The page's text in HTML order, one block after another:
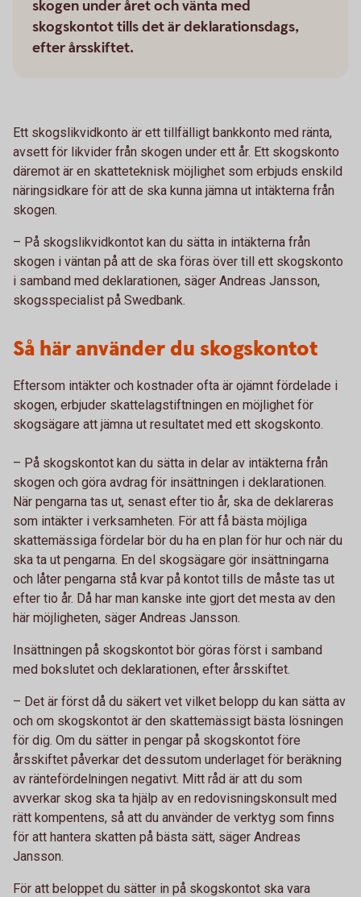
skogen under året och vänta med
skogskontot tills det är deklarationsdags,
efter årsskiftet.
Ett skogslikvidkonto är ett tillfälligt bankkonto med ränta,
avsett för likvider från skogen under ett år. Ett skogskonto
däremot är en skatteteknisk möjlighet som erbjuds enskild
näringsidkare för att de ska kunna jämna ut intäkterna från
skogen.
– På skogslikvidkontot kan du sätta in intäkterna från
skogen i väntan på att de ska föras över till ett skogskonto
i samband med deklarationen, säger Andreas Jansson,
skogsspecialist på Swedbank.
Så här använder du skogskontot
Eftersom intäkter och kostnader ofta är ojämnt fördelade i
skogen, erbjuder skattelagstiftningen en möjlighet för
skogsägare att jämna ut resultatet med ett skogskonto.
– På skogskontot kan du sätta in delar av intäkterna från
skogen och göra avdrag för insättningen i deklarationen.
När pengarna tas ut, senast efter tio år, ska de deklareras
som intäkter i verksamheten. För att få bästa möjliga
skattemässiga fördelar bör du ha en plan för hur och när du
ska ta ut pengarna. En del skogsägare gör insättningarna
och låter pengarna stå kvar på kontot tills de måste tas ut
efter tio år. Då har man kanske inte gjort det mesta av den
här möjligheten, säger Andreas Jansson.
Insättningen på skogskontot bör göras först i samband
med bokslutet och deklarationen, efter årsskiftet.
– Det är först då du säkert vet vilket belopp du kan sätta av
och om skogskontot är den skattemässigt bästa lösningen
för dig. Om du sätter in pengar på skogskontot före
årsskiftet påverkar det dessutom underlaget för beräkning
av räntefördelningen negativt. Mitt råd är att du som
avverkar skog ska ta hjälp av en redovisningskonsult med
rätt kompentens, så att du använder de verktyg som finns
för att hantera skatten på bästa sätt, säger Andreas
Jansson.
För att beloppet du sätter in på skogskontot ska vara